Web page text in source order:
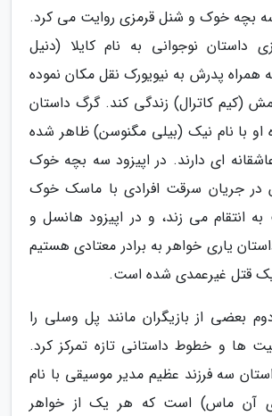
بچه خوک و شنل قرمزی روایت می کرد.
داستان نوجوانی به نام کایلا (دنیل
همراه پدرش به نیویورک نقل مکان نموده
(کیم کاترال) زندگی کند. گرگ داستان
او با نام نیک (بیلی مگنوسن) ظاهر شده
ای دارند. در اپیزود سه بچه خوک
در جریان سرقت افرادی با ماسک خوک
انتقام می زند، و در اپیزود هانسل و
یاری خواهر به برادر معتادی هستیم
یک قتل غیرعمدی شده است.
بعضی از بازیگران مانند پل وسلی را
و خطوط داستانی تازه تمرکز کرد.
سه فرزند عظیم مدیر موسیقی با نام
آن ماس) است که هر یک از خواهر